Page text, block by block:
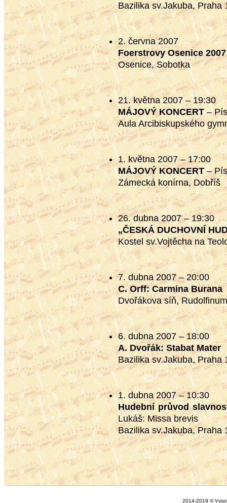
Bazilika sv.Jakuba, Praha
2. června 2007
Foerstrovy Osenice 2007
Osenice, Sobotka
21. května 2007 – 19:30
MÁJOVÝ KONCERT –
Aula Arcibiskupského
1. května 2007 – 17:00
MÁJOVÝ KONCERT –
Zámecká konírna, Dobříš
26. dubna 2007 – 19:30
„ČESKÁ DUCHOVNÍ
Kostel sv.Vojtěcha na
7. dubna 2007 – 20:00
C. Orff: Carmina Burana
Dvořákova síň,
6. dubna 2007 – 18:00
A. Dvořák: Stabat Mater
Bazilika sv.Jakuba, Praha
1. dubna 2007 – 10:30
Hudební průvod
Lukáš: Missa brevis
Bazilika sv.Jakuba, Praha
2014-2019 ©